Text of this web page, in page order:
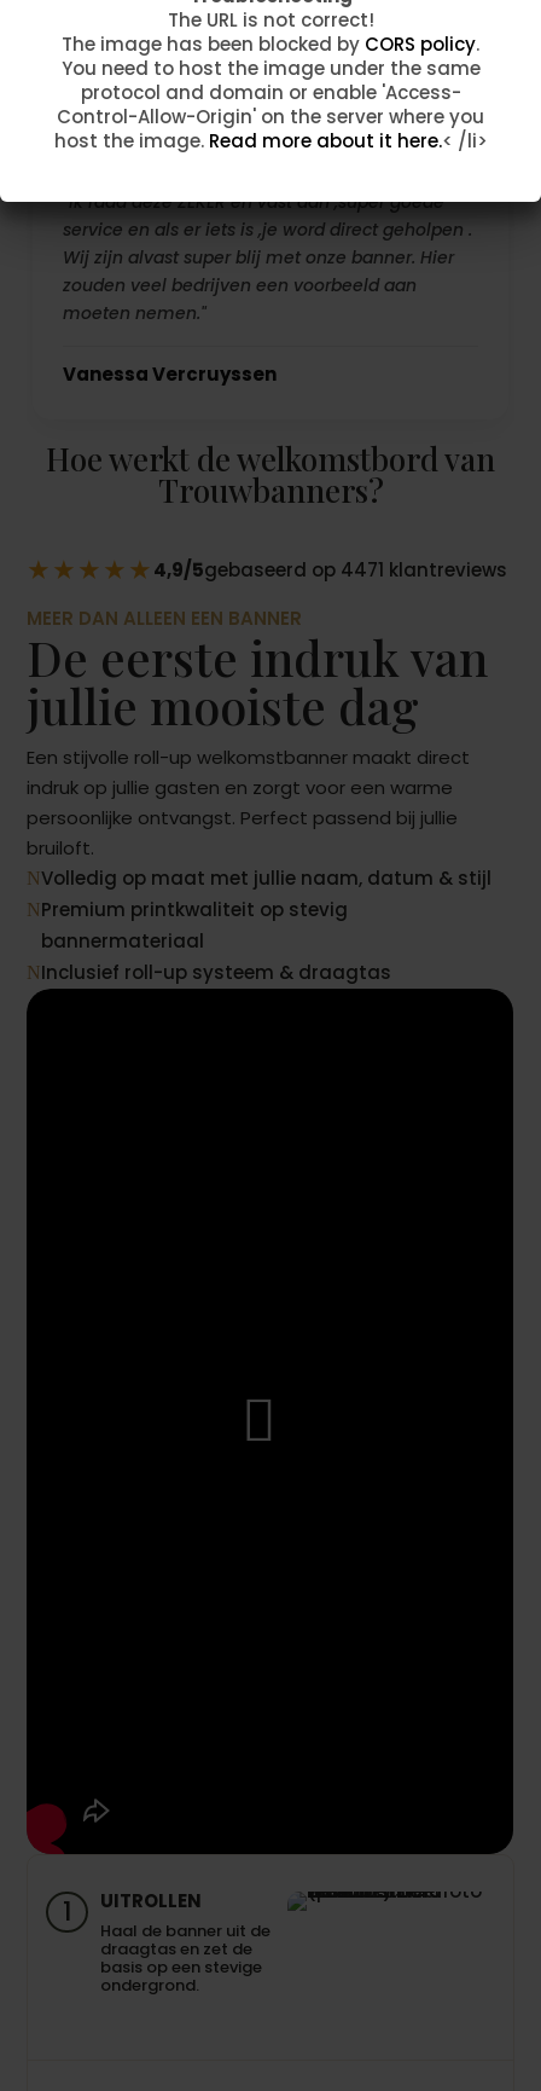
Fam Taelman
"Ik raad deze ZEKER en vast aan ,super goede
service en als er iets is ,je word direct geholpen .
Wij zijn alvast super blij met onze banner. Hier
zouden veel bedrijven een voorbeeld aan
moeten nemen."
Vanessa Vercruyssen
Hoe werkt de welkomstbord van
Trouwbanners?
★★★★★4,9/5gebaseerd op 4471 klantreviews
MEER DAN ALLEEN EEN BANNER
De eerste indruk van
jullie mooiste dag
Een stijvolle roll-up welkomstbanner maakt direct
indruk op jullie gasten en zorgt voor een warme
persoonlijke ontvangst. Perfect passend bij jullie
bruiloft.
NVolledig op maat met jullie naam, datum & stijl
NPremium printkwaliteit op stevig
bannermateriaal
NInclusief roll-up systeem & draagtas
1 UITROLLEN
Haal de banner uit de
draagtas en zet de
basis op een stevige
ondergrond.
The URL is not correct!
The image has been blocked by CORS policy.
You need to host the image under the same
protocol and domain or enable 'Access-
Control-Allow-Origin' on the server where you
host the image. Read more about it here.< /li>
The URL is not correct!
The image has been blocked by CORS policy.
You need to host the image under the same
protocol and domain or enable 'Access-
Control-Allow-Origin' on the server where you
host the image. Read more about it here.< /li>